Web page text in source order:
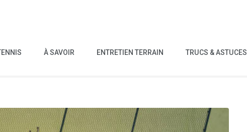
À SAVOIR ENTRETIEN TERRAIN TRUCS & ASTUCES